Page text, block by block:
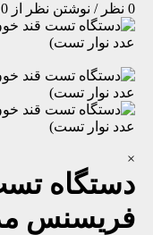
0 نظر / نوشتن نظر از 0 رای
×
دستگاه